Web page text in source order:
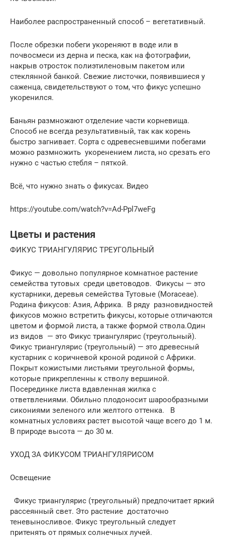
Наиболее распространенный способ – вегетативный.
После обрезки побеги укореняют в воде или в
почвосмеси из дерна и песка, как на фотографии,
накрыв отросток полиэтиленовым пакетом или
стеклянной банкой. Свежие листочки, появившиеся у
саженца, свидетельствуют о том, что фикус успешно
укоренился.
Баньян размножают отделение части корневища.
Способ не всегда результативный, так как корень
быстро загнивает. Сорта с одревесневшими побегами
можно размножить укоренением листа, но срезать его
нужно с частью стебля – пяткой.
Всё, что нужно знать о фикусах. Видео
https://youtube.com/watch?v=Ad-Ppl7weFg
Цветы и растения
ФИКУС ТРИАНГУЛЯРИС ТРЕУГОЛЬНЫЙ
Фикус — довольно популярное комнатное растение
семейства тутовых среди цветоводов. Фикусы — это
кустарники, деревья семейства Тутовые (Moraceae).
Родина фикусов: Азия, Африка. В ряду разновидностей
фикусов можно встретить фикусы, которые отличаются
цветом и формой листа, а также формой ствола.Один
из видов — это Фикус триангулярис (треугольный).
Фикус триангулярис (треугольный) — это древесный
кустарник с коричневой кроной родиной с Африки.
Покрыт кожистыми листьями треугольной формы,
которые прикрепленны к стволу вершиной.
Посерединке листа вдавленная жилка с
ответвлениями. Обильно плодоносит шарообразными
сикониями зеленого или желтого оттенка. В
комнатных условиях растет высотой чаще всего до 1 м.
В природе высота — до 30 м.
УХОД ЗА ФИКУСОМ ТРИАНГУЛЯРИСОМ
Освещение
Фикус триангулярис (треугольный) предпочитает яркий
рассеянный свет. Это растение достаточно
теневыносливое. Фикус треугольный следует
притенять от прямых солнечных лучей.